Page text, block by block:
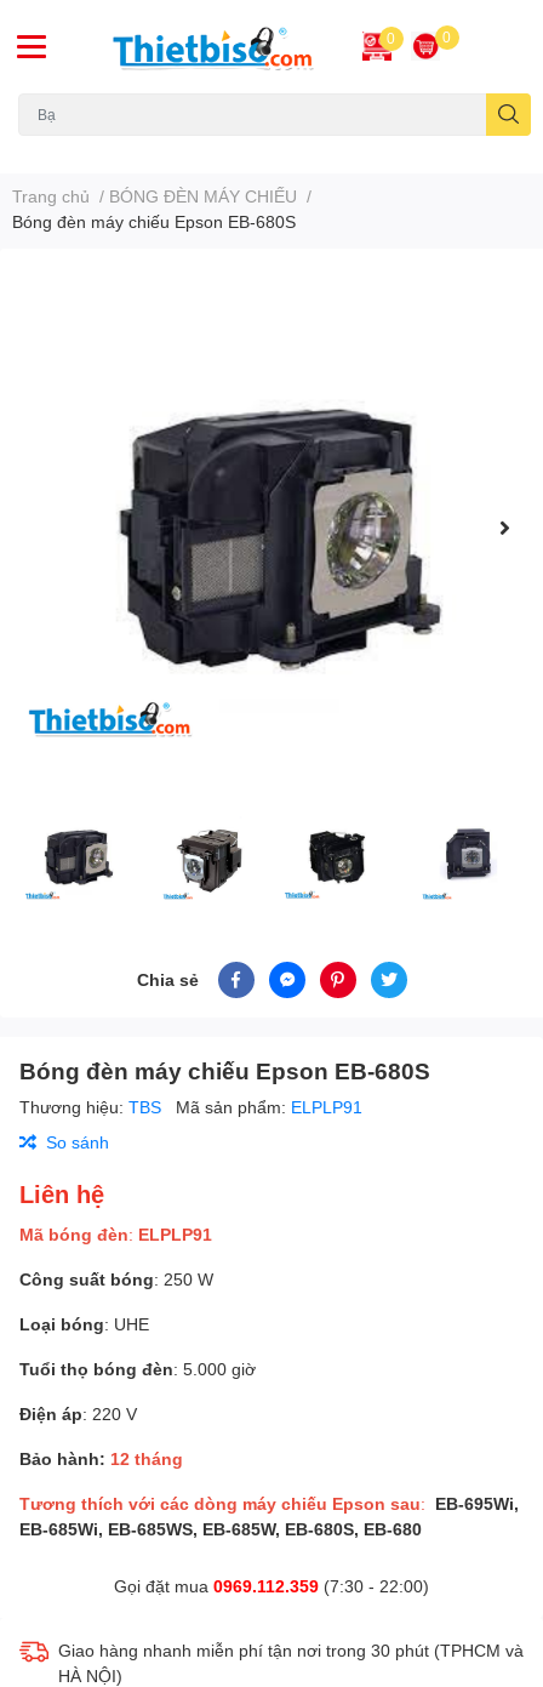
0 0
Trang chủ / BÓNG ĐÈN MÁY CHIẾU /
Bóng đèn máy chiếu Epson EB-680S
Chia sẻ
Bóng đèn máy chiếu Epson EB-680S
Thương hiệu: TBS Mã sản phẩm: ELPLP91
So sánh
Liên hệ
Mã bóng đèn: ELPLP91
Công suất bóng: 250 W
Loại bóng: UHE
Tuổi thọ bóng đèn: 5.000 giờ
Điện áp: 220 V
Bảo hành: 12 tháng
Tương thích với các dòng máy chiếu Epson sau: EB-695Wi,
EB-685Wi, EB-685WS, EB-685W, EB-680S, EB-680
Gọi đặt mua 0969.112.359 (7:30 - 22:00)
Giao hàng nhanh miễn phí tận nơi trong 30 phút (TPHCM và
HÀ NỘI)